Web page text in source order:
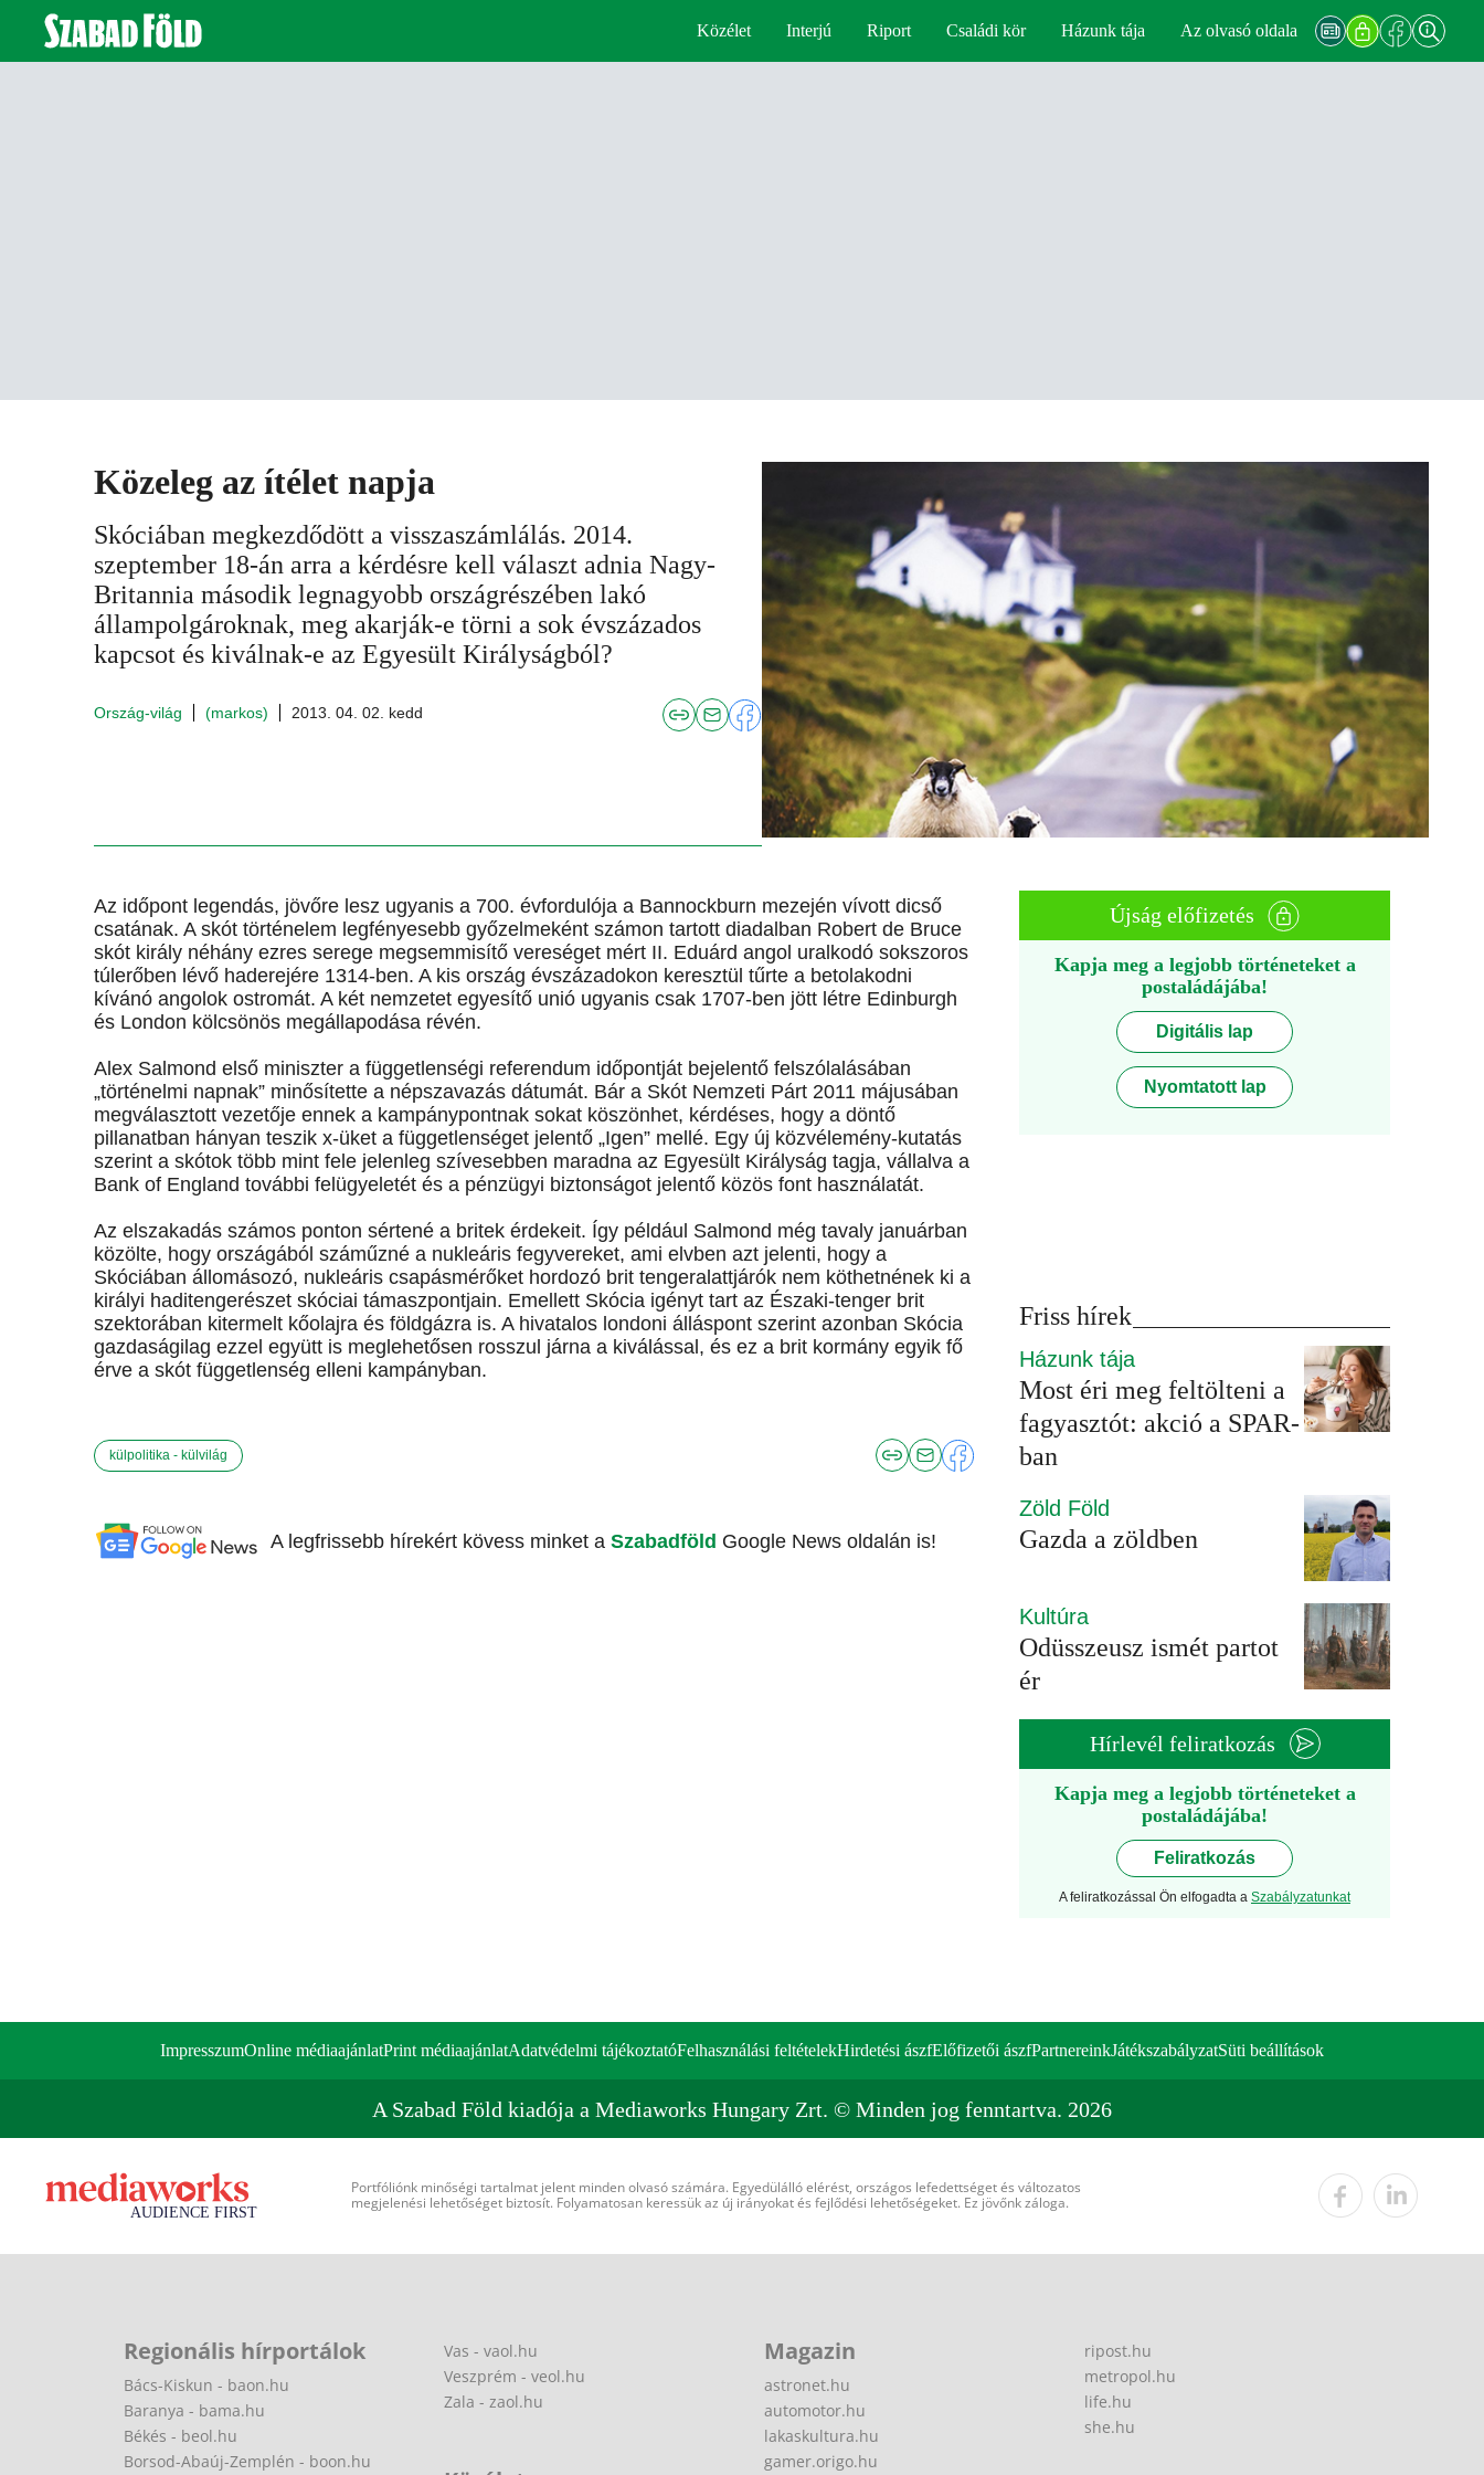
Közélet Interjú Riport Családi kör Házunk tája Az olvasó oldala
Közeleg az ítélet napja
Skóciában megkezdődött a visszaszámlálás. 2014.
szeptember 18-án arra a kérdésre kell választ adnia Nagy-
Britannia második legnagyobb országrészében lakó
állampolgároknak, meg akarják-e törni a sok évszázados
kapcsot és kiválnak-e az Egyesült Királyságból?
Ország-világ (markos) 2013. 04. 02. kedd
Az időpont legendás, jövőre lesz ugyanis a 700. évfordulója a Bannockburn mezején vívott dicső
csatának. A skót történelem legfényesebb győzelmeként számon tartott diadalban Robert de Bruce
skót király néhány ezres serege megsemmisítő vereséget mért II. Eduárd angol uralkodó sokszoros
túlerőben lévő haderejére 1314-ben. A kis ország évszázadokon keresztül tűrte a betolakodni
kívánó angolok ostromát. A két nemzetet egyesítő unió ugyanis csak 1707-ben jött létre Edinburgh
és London kölcsönös megállapodása révén.
Alex Salmond első miniszter a függetlenségi referendum időpontját bejelentő felszólalásában
„történelmi napnak” minősítette a népszavazás dátumát. Bár a Skót Nemzeti Párt 2011 májusában
megválasztott vezetője ennek a kampánypontnak sokat köszönhet, kérdéses, hogy a döntő
pillanatban hányan teszik x-üket a függetlenséget jelentő „Igen” mellé. Egy új közvélemény-kutatás
szerint a skótok több mint fele jelenleg szívesebben maradna az Egyesült Királyság tagja, vállalva a
Bank of England további felügyeletét és a pénzügyi biztonságot jelentő közös font használatát.
Az elszakadás számos ponton sértené a britek érdekeit. Így például Salmond még tavaly januárban
közölte, hogy országából száműzné a nukleáris fegyvereket, ami elvben azt jelenti, hogy a
Skóciában állomásozó, nukleáris csapásmérőket hordozó brit tengeralattjárók nem köthetnének ki a
királyi haditengerészet skóciai támaszpontjain. Emellett Skócia igényt tart az Északi-tenger brit
szektorában kitermelt kőolajra és földgázra is. A hivatalos londoni álláspont szerint azonban Skócia
gazdaságilag ezzel együtt is meglehetősen rosszul járna a kiválással, és ez a brit kormány egyik fő
érve a skót függetlenség elleni kampányban.
külpolitika - külvilág
A legfrissebb hírekért kövess minket a Szabadföld Google News oldalán is!
Újság előfizetés
Kapja meg a legjobb történeteket a
postaládájába!
Digitális lap
Nyomtatott lap
Friss hírek
Házunk tája
Most éri meg feltölteni a
fagyasztót: akció a SPAR-
ban
Zöld Föld
Gazda a zöldben
Kultúra
Odüsszeusz ismét partot
ér
Hírlevél feliratkozás
Kapja meg a legjobb történeteket a
postaládájába!
Feliratkozás
A feliratkozással Ön elfogadta a Szabályzatunkat
ImpresszumOnline médiaajánlatPrint médiaajánlatAdatvédelmi tájékoztatóFelhasználási feltételekHirdetési ászfElőfizetői ászfPartnereinkJátékszabályzatSüti beállítások
A Szabad Föld kiadója a Mediaworks Hungary Zrt. © Minden jog fenntartva. 2026
Portfóliónk minőségi tartalmat jelent minden olvasó számára. Egyedülálló elérést, országos lefedettséget és változatos
megjelenési lehetőséget biztosít. Folyamatosan keressük az új irányokat és fejlődési lehetőségeket. Ez jövőnk záloga.
Regionális hírportálok
Bács-Kiskun - baon.hu
Baranya - bama.hu
Békés - beol.hu
Borsod-Abaúj-Zemplén - boon.hu
Vas - vaol.hu
Veszprém - veol.hu
Zala - zaol.hu
Magazin
astronet.hu
automotor.hu
lakaskultura.hu
gamer.origo.hu
ripost.hu
metropol.hu
life.hu
she.hu